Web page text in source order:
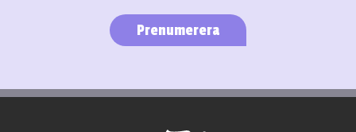
Prenumerera